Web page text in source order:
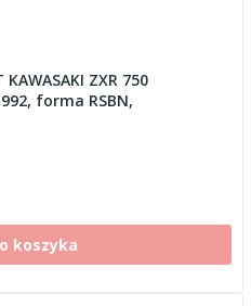
ZXR 750
forma RSBN,
koszyka